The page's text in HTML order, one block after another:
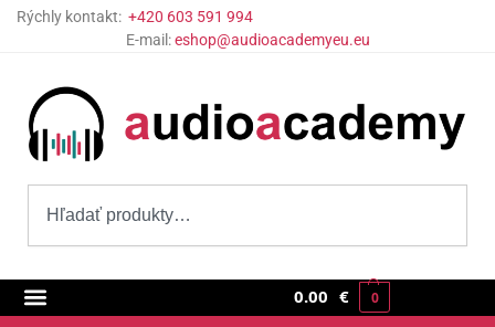
Rýchly kontakt: +420 603 591 994
E-mail:eshop@audioacademyeu.eu
0.00 € 0